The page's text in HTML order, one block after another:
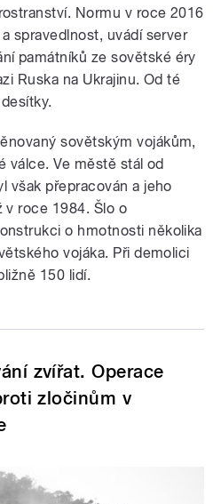
Normu v roce 2016
spravedlnost, uvádí server
památníků ze sovětské éry
Ruska na Ukrajinu. Od té
sovětským vojákům,
válce. Ve městě stál od
však přepracován a jeho
v roce 1984. Šlo o
o hmotnosti několika
vojáka. Při demolici
150 lidí.
zvířat. Operace
zločinům v